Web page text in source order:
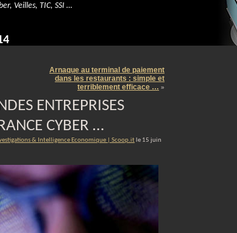
Veilles, TIC, SSI …
Arnaque au terminal de paiement
dans les restaurants : simple et
terriblement efficace … »
ENTREPRISES
CYBER …
& Intelligence Economique | Scoop.it le 15 juin